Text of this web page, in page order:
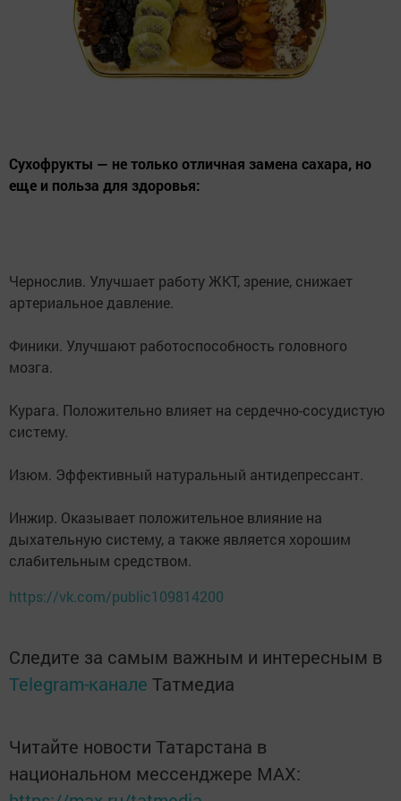
Сухофрукты — не только отличная замена сахара, но
еще и польза для здоровья:
Чернослив. Улучшает работу ЖКТ, зрение, снижает
артериальное давление.
Финики. Улучшают работоспособность головного
мозга.
Курага. Положительно влияет на сердечно-сосудистую
систему.
Изюм. Эффективный натуральный антидепрессант.
Инжир. Оказывает положительное влияние на
дыхательную систему, а также является хорошим
слабительным средством.
https://vk.com/public109814200
Следите за самым важным и интересным в
Telegram-канале Татмедиа
Читайте новости Татарстана в
национальном мессенджере MАХ: